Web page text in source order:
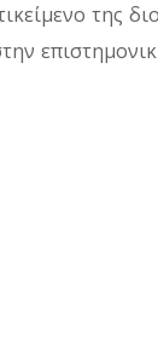
της